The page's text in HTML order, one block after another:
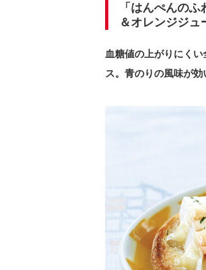
「はんぺんの
＆オレンジジュ
血糖値の上がりにく
ス。青のりの風味が効